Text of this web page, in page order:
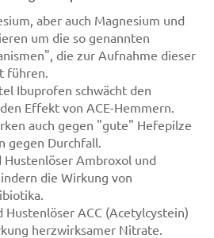
aber auch Magnesium und
um die so genannten
die zur Aufnahme dieser
führen.
Ibuprofen schwächt den
Effekt von ACE-Hemmern.
auch gegen "gute" Hefepilze
gegen Durchfall.
Hustenlöser Ambroxol und
die Wirkung von
Hustenlöser ACC (Acetylcystein)
herzwirksamer Nitrate.